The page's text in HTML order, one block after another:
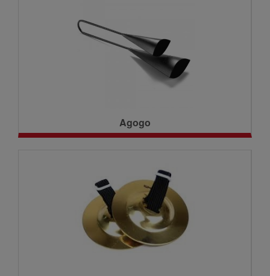
Agogo